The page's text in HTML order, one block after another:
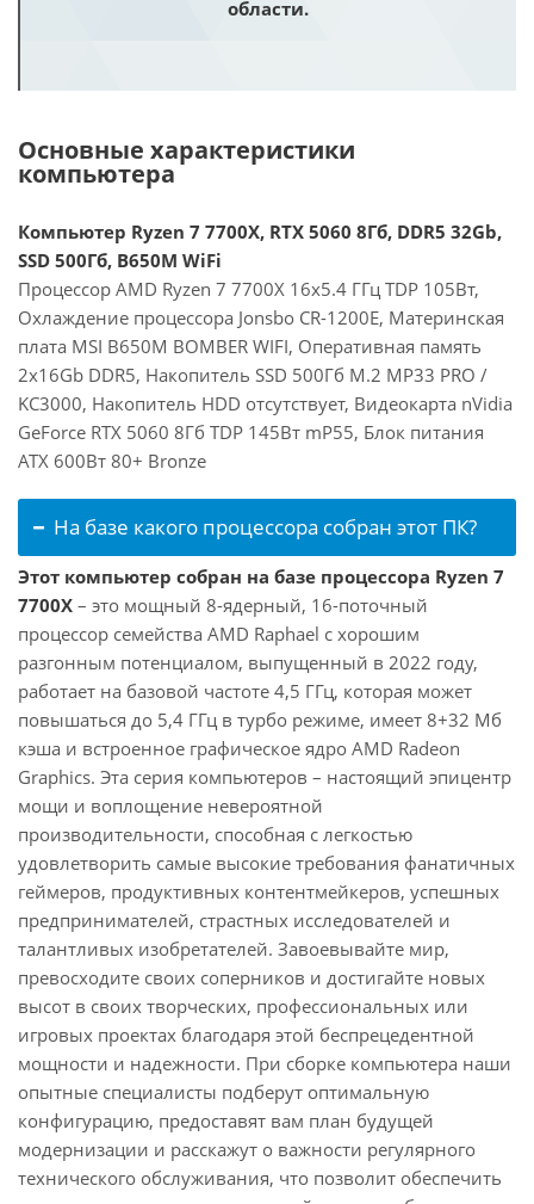
области.
Основные характеристики
компьютера
Компьютер Ryzen 7 7700X, RTX 5060 8Гб, DDR5 32Gb,
SSD 500Гб, B650M WiFi
Процессор AMD Ryzen 7 7700X 16x5.4 ГГц TDP 105Вт,
Охлаждение процессора Jonsbo CR-1200E, Материнская
плата MSI B650M BOMBER WIFI, Оперативная память
2x16Gb DDR5, Накопитель SSD 500Гб M.2 MP33 PRO /
KC3000, Накопитель HDD отсутствует, Видеокарта nVidia
GeForce RTX 5060 8Гб TDP 145Вт mP55, Блок питания
ATX 600Вт 80+ Bronze
На базе какого процессора собран этот ПК?
Этот компьютер собран на базе процессора Ryzen 7
7700X – это мощный 8-ядерный, 16-поточный
процессор семейства AMD Raphael с хорошим
разгонным потенциалом, выпущенный в 2022 году,
работает на базовой частоте 4,5 ГГц, которая может
повышаться до 5,4 ГГц в турбо режиме, имеет 8+32 Мб
кэша и встроенное графическое ядро AMD Radeon
Graphics. Эта серия компьютеров – настоящий эпицентр
мощи и воплощение невероятной
производительности, способная с легкостью
удовлетворить самые высокие требования фанатичных
геймеров, продуктивных контентмейкеров, успешных
предпринимателей, страстных исследователей и
талантливых изобретателей. Завоевывайте мир,
превосходите своих соперников и достигайте новых
высот в своих творческих, профессиональных или
игровых проектах благодаря этой беспрецедентной
мощности и надежности. При сборке компьютера наши
опытные специалисты подберут оптимальную
конфигурацию, предоставят вам план будущей
модернизации и расскажут о важности регулярного
технического обслуживания, что позволит обеспечить